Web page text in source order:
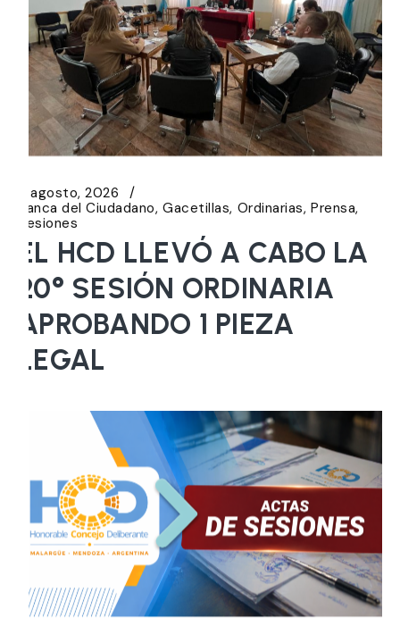
6 agosto, 2026
Banca del Ciudadano Gacetillas Ordinarias Prensa
Sesiones
EL HCD LLEVÓ A CABO LA
20° SESIÓN ORDINARIA
APROBANDO 1 PIEZA
LEGAL